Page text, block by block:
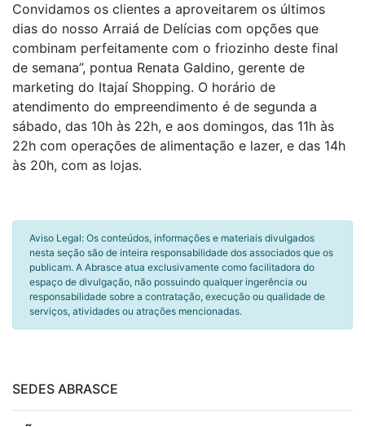
Convidamos os clientes a aproveitarem os últimos
dias do nosso Arraiá de Delícias com opções que
combinam perfeitamente com o friozinho deste final
de semana”, pontua Renata Galdino, gerente de
marketing do Itajaí Shopping. O horário de
atendimento do empreendimento é de segunda a
sábado, das 10h às 22h, e aos domingos, das 11h às
22h com operações de alimentação e lazer, e das 14h
às 20h, com as lojas.
Aviso Legal: Os conteúdos, informações e materiais divulgados
nesta seção são de inteira responsabilidade dos associados que os
publicam. A Abrasce atua exclusivamente como facilitadora do
espaço de divulgação, não possuindo qualquer ingerência ou
responsabilidade sobre a contratação, execução ou qualidade de
serviços, atividades ou atrações mencionadas.
SEDES ABRASCE